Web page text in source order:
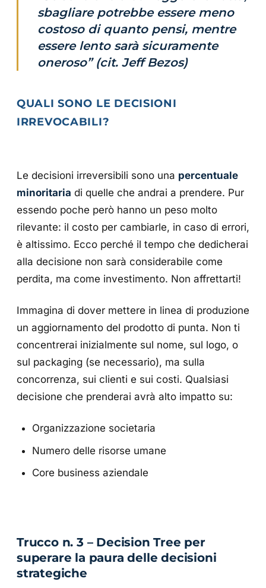
sbagliare potrebbe essere meno
costoso di quanto pensi, mentre
essere lento sarà sicuramente
oneroso” (cit. Jeff Bezos)
QUALI SONO LE DECISIONI
IRREVOCABILI?
Le decisioni irreversibili sono una percentuale
minoritaria di quelle che andrai a prendere. Pur
essendo poche però hanno un peso molto
rilevante: il costo per cambiarle, in caso di errori,
è altissimo. Ecco perché il tempo che dedicherai
alla decisione non sarà considerabile come
perdita, ma come investimento. Non affrettarti!
Immagina di dover mettere in linea di produzione
un aggiornamento del prodotto di punta. Non ti
concentrerai inizialmente sul nome, sul logo, o
sul packaging (se necessario), ma sulla
concorrenza, sui clienti e sui costi. Qualsiasi
decisione che prenderai avrà alto impatto su:
Organizzazione societaria
Numero delle risorse umane
Core business aziendale
Trucco n. 3 – Decision Tree per
superare la paura delle decisioni
strategiche